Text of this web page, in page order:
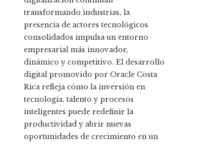
transformando industrias, la
presencia de actores tecnológicos
consolidados impulsa un entorno
empresarial más innovador,
dinámico y competitivo. El desarrollo
digital promovido por Oracle Costa
Rica refleja cómo la inversión en
tecnología, talento y procesos
inteligentes puede redefinir la
productividad y abrir nuevas
oportunidades de crecimiento en un